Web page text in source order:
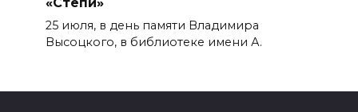
25 июля, в день памяти Владимира
Высоцкого, в библиотеке имени А.